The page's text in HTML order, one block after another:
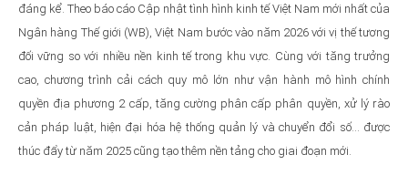
đáng kể. Theo báo cáo Cập nhật tình hình kinh tế Việt Nam mới nhất của
Ngân hàng Thế giới (WB), Việt Nam bước vào năm 2026 với vị thế tương
đối vững so với nhiều nền kinh tế trong khu vực. Cùng với tăng trưởng
cao, chương trình cải cách quy mô lớn như vận hành mô hình chính
quyền địa phương 2 cấp, tăng cường phân cấp phân quyền, xử lý rào
cản pháp luật, hiện đại hóa hệ thống quản lý và chuyển đổi số… được
thúc đẩy từ năm 2025 cũng tạo thêm nền tảng cho giai đoạn mới.